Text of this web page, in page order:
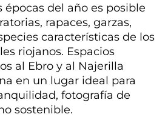
del año es posible
rapaces, garzas,
características de los
riojanos. Espacios
al Ebro y al Najerilla
en un lugar ideal para
fotografía de
sostenible.